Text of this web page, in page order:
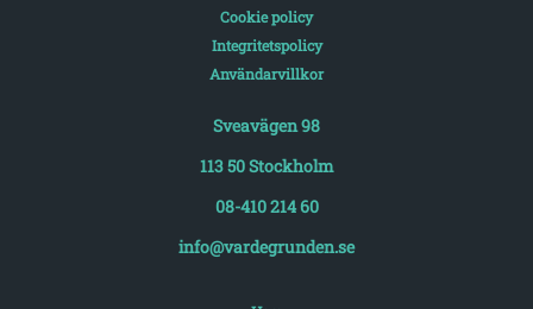
Cookie policy
Integritetspolicy
Användarvillkor
Sveavägen 98
113 50 Stockholm
08-410 214 60
info@vardegrunden.se